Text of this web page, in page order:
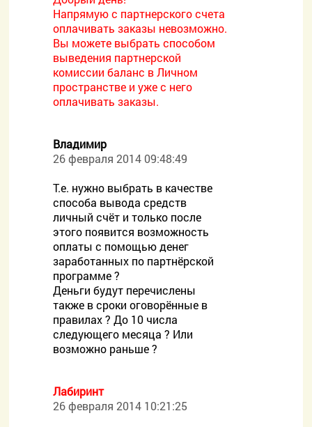
Напрямую с партнерского счета
оплачивать заказы невозможно.
Вы можете выбрать способом
выведения партнерской
комиссии баланс в Личном
пространстве и уже с него
оплачивать заказы.
Владимир
26 февраля 2014 09:48:49
Т.е. нужно выбрать в качестве
способа вывода средств
личный счёт и только после
этого появится возможность
оплаты с помощью денег
заработанных по партнёрской
программе ?
Деньги будут перечислены
также в сроки оговорённые в
правилах ? До 10 числа
следующего месяца ? Или
возможно раньше ?
Лабиринт
26 февраля 2014 10:21:25